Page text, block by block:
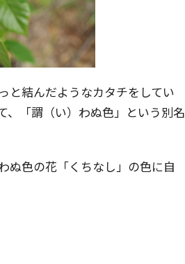
と結んだようなカタチをしてい
、「謂（い）わぬ色」という別名
ぬ色の花「くちなし」の色に自